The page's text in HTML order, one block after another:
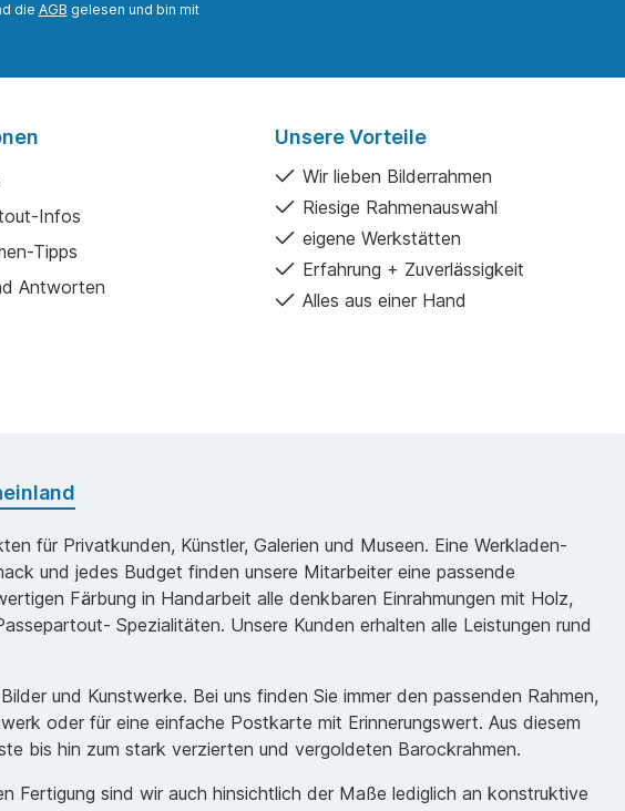
die AGB gelesen und bin mit
Infos
Tipps
Antworten
Unsere Vorteile
Wir lieben Bilderrahmen
Riesige Rahmenauswahl
eigene Werkstätten
Erfahrung + Zuverlässigkeit
Alles aus einer Hand
für Privatkunden, Künstler, Galerien und Museen. Eine Werkladen-
und jedes Budget finden unsere Mitarbeiter eine passende
Färbung in Handarbeit alle denkbaren Einrahmungen mit Holz,
Spezialitäten. Unsere Kunden erhalten alle Leistungen rund
und Kunstwerke. Bei uns finden Sie immer den passenden Rahmen,
oder für eine einfache Postkarte mit Erinnerungswert. Aus diesem
bis hin zum stark verzierten und vergoldeten Barockrahmen.
Fertigung sind wir auch hinsichtlich der Maße lediglich an konstruktive